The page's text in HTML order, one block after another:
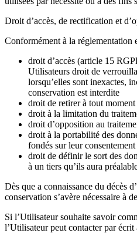
Droit d’accès, de rectification et
Conformément à la réglementation
droit d’accès (article 15
Utilisateurs droit de
lorsqu’elles sont inexactes,
conservation est interdite
droit de retirer à tout
droit à la limitation du
droit d’opposition au
droit à la portabilité des
fondés sur leur
droit de définir le sort des
à un tiers qu’ils aura
Dès que a connaissance du décès
conservation s’avère nécessaire à
Si l’Utilisateur souhaite savoir
l’Utilisateur peut contacter par écrit